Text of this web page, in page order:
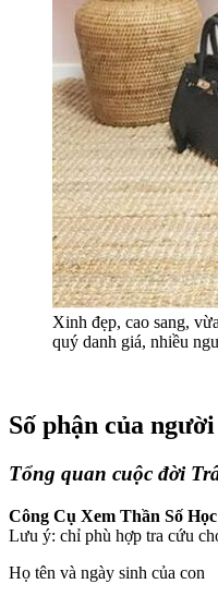
Xinh đẹp, cao sang,
quý danh giá, nhiều
Số phận của
Tổng quan cuộc đời
Công Cụ Xem Thần Số
Lưu ý: chỉ phù hợp tra cứu
Họ tên và ngày sinh của con